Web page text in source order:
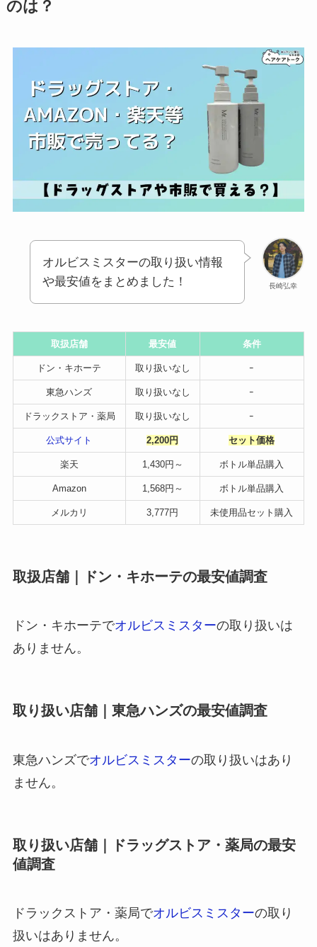
のは？
長崎弘幸
オルビスミスターの取り扱い情報
や最安値をまとめました！
取扱店舗 最安値 条件
ドン・キホーテ 取り扱いなし ｰ
東急ハンズ 取り扱いなし ｰ
ドラックストア・薬局 取り扱いなし ｰ
公式サイト 2,200円 セット価格
楽天 1,430円～ ボトル単品購入
Amazon 1,568円～ ボトル単品購入
メルカリ 3,777円 未使用品セット購入
取扱店舗｜ドン・キホーテの最安値調査
ドン・キホーテでオルビスミスターの取り扱いは
ありません。
取り扱い店舗｜東急ハンズの最安値調査
東急ハンズでオルビスミスターの取り扱いはあり
ません。
取り扱い店舗｜ドラッグストア・薬局の最安
値調査
ドラックストア・薬局でオルビスミスターの取り
扱いはありません。